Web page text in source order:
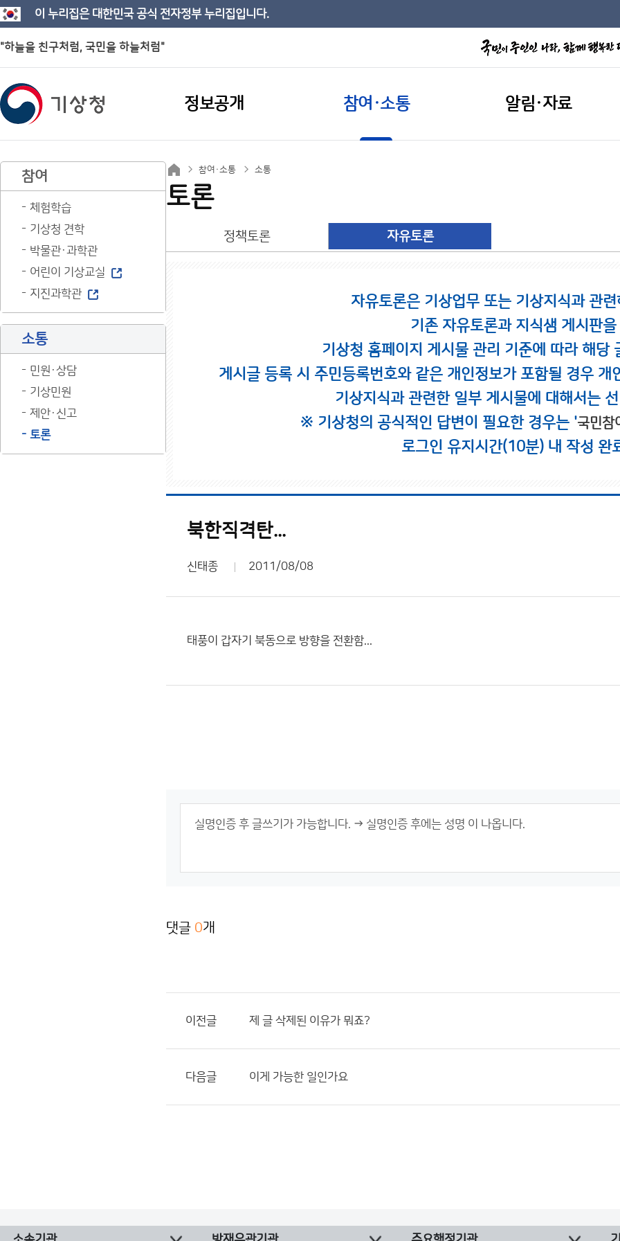
이 누리집은 대한민국 공식 전자정부 누리집입니다.
"하늘을 친구처럼, 국민을 하늘처럼"
정보공개 참여·소통 알림·자료
참여
체험학습
기상청 견학
박물관·과학관
어린이 기상교실
지진과학관
소통
민원·상담
기상민원
제안·신고
토론
참여·소통 소통
토론
정책토론 자유토론
자유토론은 기상업무 또는 기상지식과 관
기존 자유토론과 지식샘 게시판
기상청 홈페이지 게시물 관리 기준에 따라 해당
게시글 등록 시 주민등록번호와 같은 개인정보가 포함될 경우
기상지식과 관련한 일부 게시물에 대해서는
※ 기상청의 공식적인 답변이 필요한 경우는 '국민참
로그인 유지시간(10분) 내 작성 완
북한직격탄...
신태종 2011/08/08
태풍이 갑자기 북동으로 방향을 전환함...
댓글 0개
이전글 제 글 삭제된 이유가 뭐죠?
다음글 이게 가능한 일인가요